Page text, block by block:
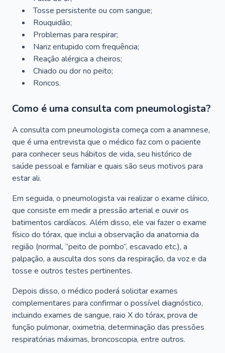
Tosse persistente ou com sangue;
Rouquidão;
Problemas para respirar;
Nariz entupido com frequência;
Reação alérgica a cheiros;
Chiado ou dor no peito;
Roncos.
Como é uma consulta com pneumologista?
A consulta com pneumologista começa com a anamnese,
que é uma entrevista que o médico faz com o paciente
para conhecer seus hábitos de vida, seu histórico de
saúde pessoal e familiar e quais são seus motivos para
estar ali.
Em seguida, o pneumologista vai realizar o exame clínico,
que consiste em medir a pressão arterial e ouvir os
batimentos cardíacos. Além disso, ele vai fazer o exame
físico do tórax, que inclui a observação da anatomia da
região (normal, “peito de pombo”, escavado etc.), a
palpação, a ausculta dos sons da respiração, da voz e da
tosse e outros testes pertinentes.
Depois disso, o médico poderá solicitar exames
complementares para confirmar o possível diagnóstico,
incluindo exames de sangue, raio X do tórax, prova de
função pulmonar, oximetria, determinação das pressões
respiratórias máximas, broncoscopia, entre outros.